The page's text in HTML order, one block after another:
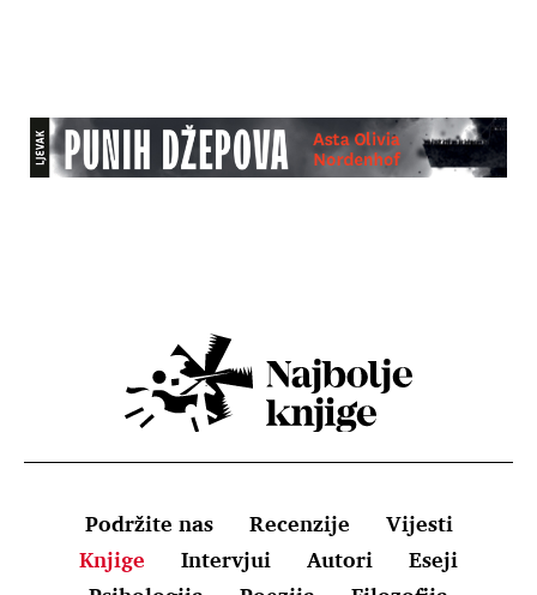
Podržite nas Recenzije
Vijesti
Knjige
Intervjui Autori
Eseji